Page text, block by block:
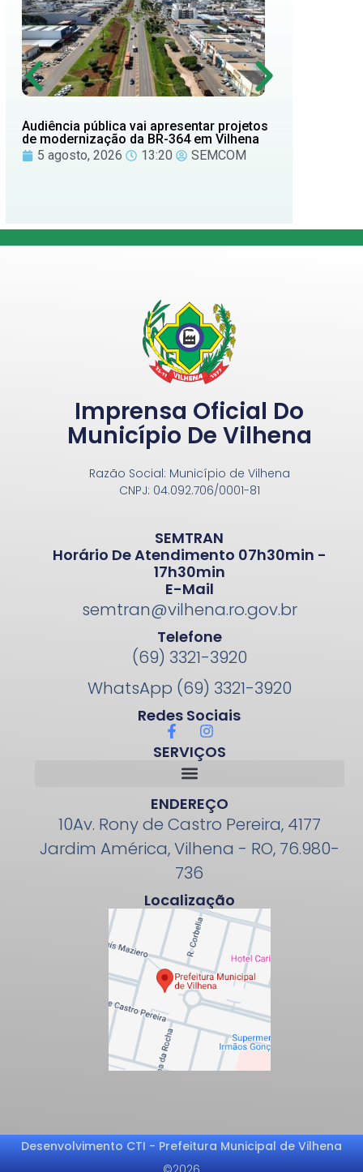
Audiência pública vai apresentar projetos
de modernização da BR-364 em Vilhena
5 agosto, 2026
13:20 SEMCOM
Imprensa Oficial Do
Município De Vilhena
Razão Social: Município de Vilhena
CNPJ: 04.092.706/0001-81
E-Mail
semtran@vilhena.ro.gov.br
Telefone
(69) 3321-3920
WhatsApp (69) 3321-3920
Redes Sociais
SEMTRAN
Horário De Atendimento 07h30min -
17h30min
SERVIÇOS
ENDEREÇO
10Av. Rony de Castro Pereira, 4177
Jardim América, Vilhena - RO, 76.980-
736
Localização
Desenvolvimento CTI - Prefeitura Municipal de Vilhena